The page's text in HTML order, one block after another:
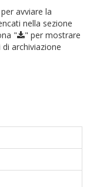
avviare la
nella sezione
"
" per mostrare
archiviazione